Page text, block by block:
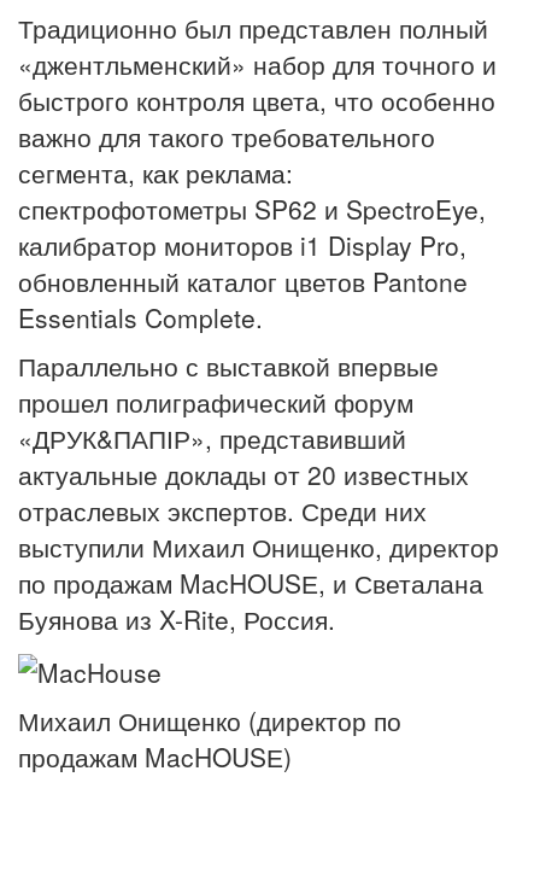
Традиционно был представлен полный
«джентльменский» набор для точного и
быстрого контроля цвета, что особенно
важно для такого требовательного
сегмента, как реклама:
спектрофотометры SP62 и SpectroEye,
калибратор мониторов i1 Display Pro,
обновленный каталог цветов Pantone
Essentials Complete.
Параллельно с выставкой впервые
прошел полиграфический форум
«ДРУК&ПАПІР», представивший
актуальные доклады от 20 известных
отраслевых экспертов. Среди них
выступили Михаил Онищенко, директор
по продажам MacHOUSЕ, и Светалана
Буянова из X-Rite, Россия.
Михаил Онищенко (директор по
продажам MacHOUSЕ)